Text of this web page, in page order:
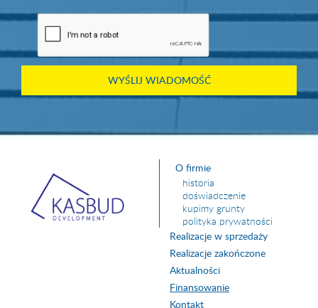
O firmie
historia
doświadczenie
kupimy grunty
polityka prywatności
Realizacje w sprzedaży
Realizacje zakończone
Aktualności
Finansowanie
Kontakt